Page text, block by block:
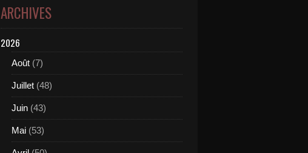
ARCHIVES
2026
Août (7)
Juillet (48)
Juin (43)
Mai (53)